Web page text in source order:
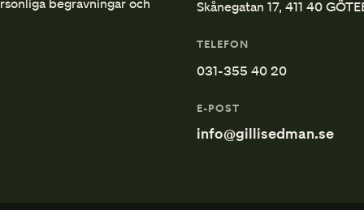
begravningar och
Skånegatan 17, 411 40
TELEFON
031-355 40 20
E-POST
info@gillisedman.se